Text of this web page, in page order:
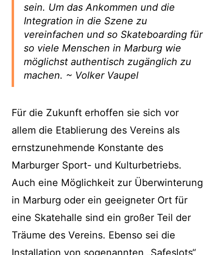
sein. Um das Ankommen und die
Integration in die Szene zu
vereinfachen und so Skateboarding für
so viele Menschen in Marburg wie
möglichst authentisch zugänglich zu
machen. ~ Volker Vaupel
Für die Zukunft erhoffen sie sich vor
allem die Etablierung des Vereins als
ernstzunehmende Konstante des
Marburger Sport- und Kulturbetriebs.
Auch eine Möglichkeit zur Überwinterung
in Marburg oder ein geeigneter Ort für
eine Skatehalle sind ein großer Teil der
Träume des Vereins. Ebenso sei die
Installation von sogenannten „Safeslots“